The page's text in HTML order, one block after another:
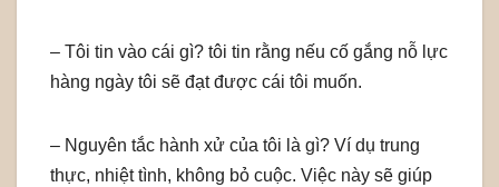
– Tôi tin vào cái gì? tôi tin rằng nếu cố gắng nỗ lực
hàng ngày tôi sẽ đạt được cái tôi muốn.
– Nguyên tắc hành xử của tôi là gì? Ví dụ trung
thực, nhiệt tình, không bỏ cuộc. Việc này sẽ giúp